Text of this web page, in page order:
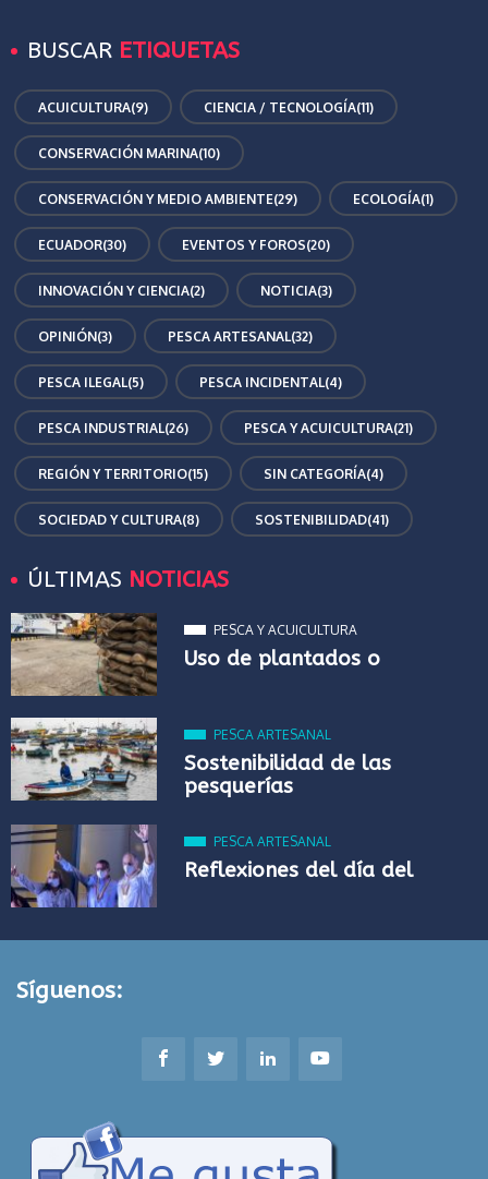
BUSCAR ETIQUETAS
ACUICULTURA(9) CIENCIA / TECNOLOGÍA(11)
CONSERVACIÓN MARINA(10)
CONSERVACIÓN Y MEDIO AMBIENTE(29) ECOLOGÍA(1)
ECUADOR(30) EVENTOS Y FOROS(20)
INNOVACIÓN Y CIENCIA(2) NOTICIA(3)
OPINIÓN(3) PESCA ARTESANAL(32)
PESCA ILEGAL(5) PESCA INCIDENTAL(4)
PESCA INDUSTRIAL(26) PESCA Y ACUICULTURA(21)
REGIÓN Y TERRITORIO(15) SIN CATEGORÍA(4)
SOCIEDAD Y CULTURA(8) SOSTENIBILIDAD(41)
ÚLTIMAS NOTICIAS
PESCA Y ACUICULTURA
Uso de plantados o
PESCA ARTESANAL
Sostenibilidad de las
pesquerías
PESCA ARTESANAL
Reflexiones del día del
Síguenos: